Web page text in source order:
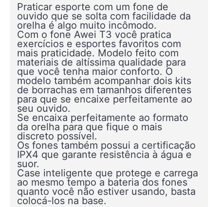
Praticar esporte com um fone de
ouvido que se solta com facilidade da
orelha é algo muito incômodo.
Com o fone Awei T3 você pratica
exercícios e esportes favoritos com
mais praticidade. Modelo feito com
materiais de altíssima qualidade para
que você tenha maior conforto. O
modelo também acompanhar dois kits
de borrachas em tamanhos diferentes
para que se encaixe perfeitamente ao
seu ouvido.
Se encaixa perfeitamente ao formato
da orelha para que fique o mais
discreto possível.
Os fones também possui a certificação
IPX4 que garante resistência à água e
suor.
Case inteligente que protege e carrega
ao mesmo tempo a bateria dos fones
quanto você não estiver usando, basta
colocá-los na base.